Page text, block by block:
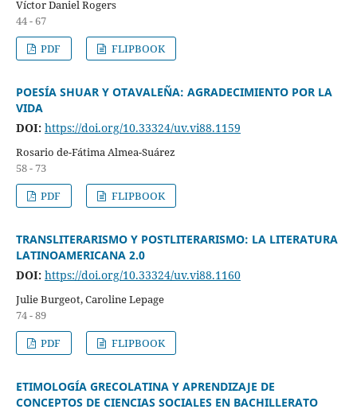
Víctor Daniel Rogers
44 - 67
PDF
FLIPBOOK
POESÍA SHUAR Y OTAVALEÑA: AGRADECIMIENTO POR LA
VIDA
DOI: https://doi.org/10.33324/uv.vi88.1159
Rosario de-Fátima Almea-Suárez
58 - 73
PDF
FLIPBOOK
TRANSLITERARISMO Y POSTLITERARISMO: LA LITERATURA
LATINOAMERICANA 2.0
DOI: https://doi.org/10.33324/uv.vi88.1160
Julie Burgeot, Caroline Lepage
74 - 89
PDF
FLIPBOOK
ETIMOLOGÍA GRECOLATINA Y APRENDIZAJE DE
CONCEPTOS DE CIENCIAS SOCIALES EN BACHILLERATO